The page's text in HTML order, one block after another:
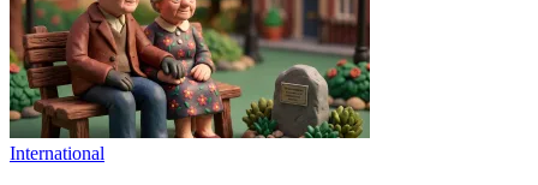
International